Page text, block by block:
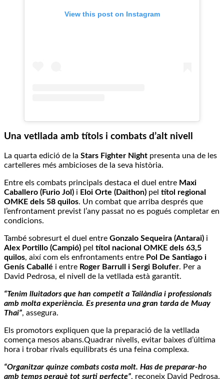
View this post on Instagram
Una vetllada amb títols i combats d’alt nivell
La quarta edició de la Stars Fighter Night presenta una de les
cartelleres més ambicioses de la seva història.
Entre els combats principals destaca el duel entre Maxi
Caballero (Furio Jol) i Eloi Orte (Daithon) pel títol regional
OMKE dels 58 quilos. Un combat que arriba després que
l’enfrontament previst l’any passat no es pogués completar en
condicions.
També sobresurt el duel entre Gonzalo Sequeira (Antarai) i
Alex Portillo (Campió) pel títol nacional OMKE dels 63,5
quilos, així com els enfrontaments entre Pol De Santiago i
Genís Caballé i entre Roger Barrull i Sergi Bolufer. Per a
David Pedrosa, el nivell de la vetllada està garantit.
“Tenim lluitadors que han competit a Tailàndia i professionals
amb molta experiència. Es presenta una gran tarda de Muay
Thai”, assegura.
Els promotors expliquen que la preparació de la vetllada
comença mesos abans.Quadrar nivells, evitar baixes d’última
hora i trobar rivals equilibrats és una feina complexa.
“Organitzar quinze combats costa molt. Has de preparar-ho
amb temps perquè tot surti perfecte”, reconeix David Pedrosa.